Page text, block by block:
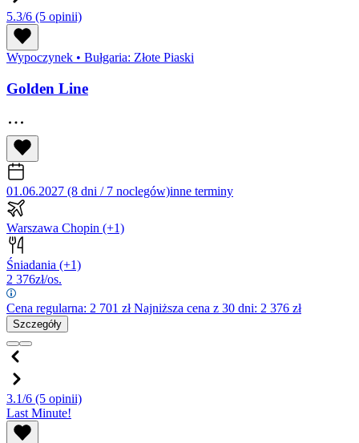
5.3/6 (5 opinii)
Wypoczynek • Bułgaria: Złote Piaski
Golden Line
01.06.2027 (8 dni / 7 noclegów)inne terminy
Warszawa Chopin (+1)
Śniadania (+1)
2 376zł/os.
Cena regularna: 2 701 złNajniższa cena z 30 dni: 2 376 zł
Szczegóły
3.1/6 (5 opinii)
Last Minute!